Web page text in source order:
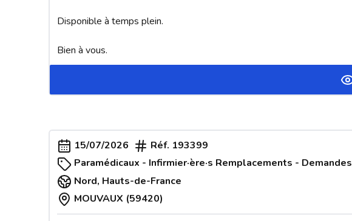
Disponible à temps plein.
Bien à vous.
15/07/2026 Réf. 193399
Paramédicaux - Infirmier·ère·s Remplacements - Demandes
Nord, Hauts-de-France
MOUVAUX (59420)